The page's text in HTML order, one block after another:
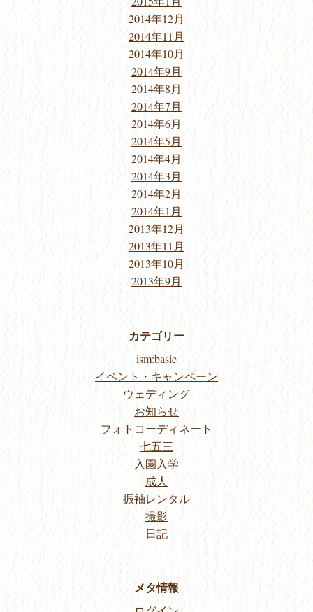
2014年12月
2014年11月
2014年10月
2014年9月
2014年8月
2014年7月
2014年6月
2014年5月
2014年4月
2014年3月
2014年2月
2014年1月
2013年12月
2013年11月
2013年10月
2013年9月
カテゴリー
ism:basic
イベント・キャンペーン
ウェディング
お知らせ
フォトコーディネート
七五三
入園入学
成人
振袖レンタル
撮影
日記
メタ情報